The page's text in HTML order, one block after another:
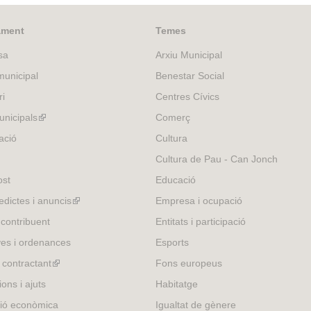
(link
i anuncis(link
i ordenances
contractant(link
i ajuts
econòmica
Temes
Arxiu Municipal
Benestar Social
Centres Cívics
Comerç
Cultura
Cultura de Pau - Can Jonch
Educació
Empresa i ocupació
Entitats i participació
Esports
Fons europeus
Habitatge
Igualtat de gènere